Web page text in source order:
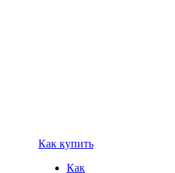
Как купить
Как